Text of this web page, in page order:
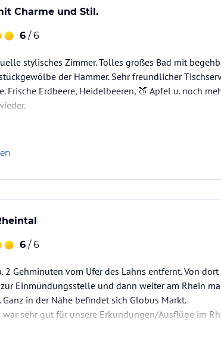
"Historisches Wirtshaus an der
in Gang. Anschließend lädt der
des Oberen Mittelrheintals bieten unsere
Abschluss für einen gelungenen Wohlfühl-
Alle Angaben ohne
die verbindlichen
Angebotsdetails
des
Charme und Stil.
6 / 6
stylisches Zimmer. Tolles großes Bad mit
der Hammer. Sehr freundlicher
Frische Erdbeere, Heidelbeeren, 🍑 Apfel u. noch
6 / 6
2 Gehminuten vom Ufer des Lahns entfernt. Von
Einmündungsstelle und dann weiter am Rhein
in der Nähe befindet sich Globus Markt.
sehr gut für unsere Erkundungen/Ausflüge im